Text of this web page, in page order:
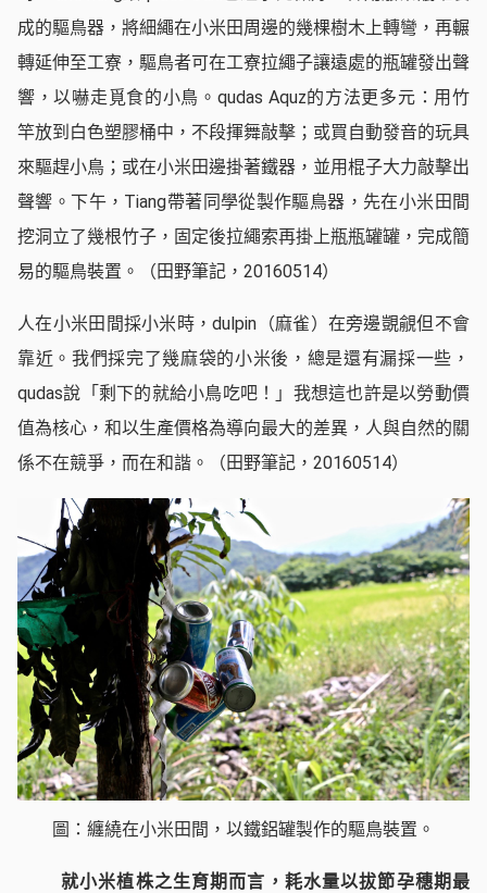
成的驅鳥器，將細繩在小米田周邊的幾棵樹木上轉彎，再輾
轉延伸至工寮，驅鳥者可在工寮拉繩子讓遠處的瓶罐發出聲
響，以嚇走覓食的小鳥。qudas Aquz的方法更多元：用竹
竿放到白色塑膠桶中，不段揮舞敲擊；或買自動發音的玩具
來驅趕小鳥；或在小米田邊掛著鐵器，並用棍子大力敲擊出
聲響。下午，Tiang帶著同學從製作驅鳥器，先在小米田間
挖洞立了幾根竹子，固定後拉繩索再掛上瓶瓶罐罐，完成簡
易的驅鳥裝置。（田野筆記，20160514）
人在小米田間採小米時，dulpin（麻雀）在旁邊覬覦但不會
靠近。我們採完了幾麻袋的小米後，總是還有漏採一些，
qudas說「剩下的就給小鳥吃吧！」我想這也許是以勞動價
值為核心，和以生產價格為導向最大的差異，人與自然的關
係不在競爭，而在和諧。（田野筆記，20160514）
圖：纏繞在小米田間，以鐵鋁罐製作的驅鳥裝置。
就小米植株之生育期而言，耗水量以拔節孕穗期最